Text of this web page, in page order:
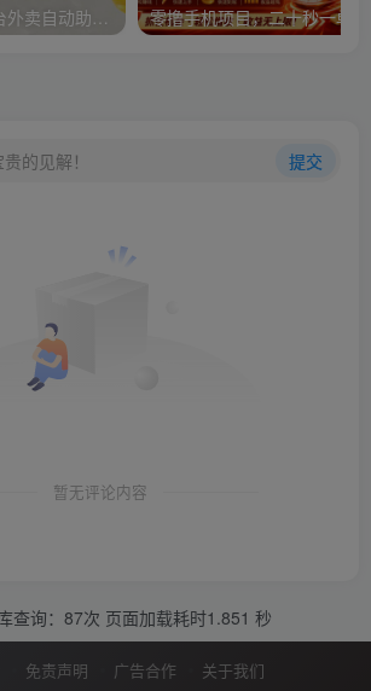
的见解！ 提交
暂无评论内容
查询：87次 页面加载耗时1.851 秒
免责声明 广告合作 关于我们